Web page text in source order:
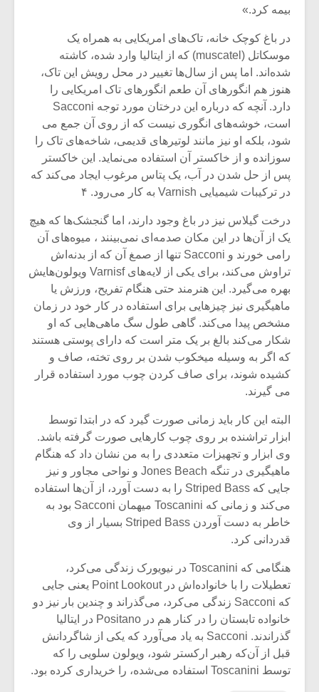
بیمه کرد.»
در باغ کوچک خانه‌، تاک‌های امریکایی به همراه یک
موسکاتل (muscatel) که از ایتالیا وارد شده، کاشته
شده‌اند. اما پس از سال‌ها تغییر در محل رویش این تاک،
هنوز هم انگورهای آن طعم انگورهای تاک امریکایی را
دارد. آنچه که درباره این درختان مورد توجه Sacconi
است، خوشه‌های انگوری نیست که از روی آن جمع می‌
شود، بلکه او نیز مانند لوتیرهای قدیمی، شاخه‌های تاک را
سوزانده و از خاکستر آن استفاده می‌نماید. این خاکستر
پس از حل شدن در آب، یک پتاس مرغوب ایجاد می‌کند که
در ترکیبات شیمیایی Varnish به کار می‌رود. ۴
درخت گیلاس نیز در باغ وجود دارند، اما گنجشک‌ها که هیچ
یک از آن‌ها در این مکان صدمه‌ای نمی‌بینند ، میوه‌های آن
رامی خورند و Sacconi تنها از صمغ آن که از بدنه‌اش
تراوش می‌کند، برای یکی از لایه‌های Varnisf ویولون‌هایش
بهره می‌گیرد. این هنرمند حتی هنگام تفریح، ورزش یا
ماهیگیری نیز چیزهایی برای استفاده در کار خود در زمان
مشخص پیدا می‌کند. گاهی طول سگ ماهی‌هایی که او
شکار می‌کند بالغ بر یک متر است که دارای پوستی هستند
که اگر به وسیله میخکوب شدن بر روی تخته، صاف و
کشیده شوند، برای صاف کردن چوب مورد استفاده قرار
می گیرند.
البته این کار باید زمانی صورت گیرد که در ابتدا توسط
ابزار تراشنده بر روی چوب کارهایی صورت گرفته باشد.
وی ابزار و تجهیزات متعددی را به من نشان داد که هنگام
ماهیگیری در تنگه Jones Beach و نواحی مجاور و نیز
جایی که Striped Bass را به دست آورد، از آن‌ها استفاده
می‌کند و زمانی که Toscanini میهمان Sacconi بود به
خاطر به دست آوردن Striped Bass بسیار از وی
قدردانی کرد.
هنگامی که Toscanini در نیویورک زندگی می‌کرد،
تعطیلات را با خانواده‌اش در Point Lookout یعنی جایی
که Sacconi زندگی می‌کرد، می‌گذراند و چندین بار نیز دو
خانواده تابستان را در کنار هم در Positano در ایتالیا
گذراندند. Sacconi به یاد می‌آورد که یکی از شاگردانش
قبل از آن‌که رهبر ارکستر شود، ویولون سلویی را که
توسط Toscanini استفاده می‌شده، را خریداری کرده بود.